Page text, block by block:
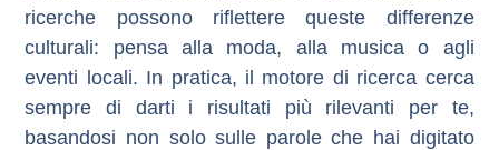
ricerche possono riflettere queste differenze
culturali: pensa alla moda, alla musica o agli
eventi locali. In pratica, il motore di ricerca cerca
sempre di darti i risultati più rilevanti per te,
basandosi non solo sulle parole che hai digitato